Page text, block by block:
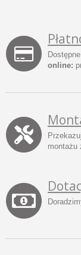
online:
montażu